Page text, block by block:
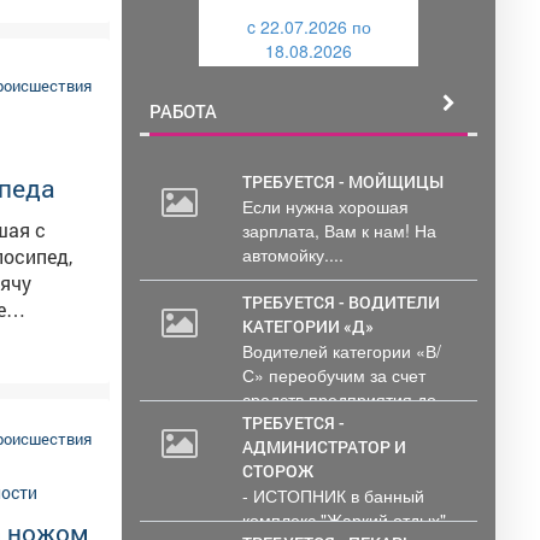
с
ранее
ножом
c 22.07.2026 по
18.08.2026
РАБОТА
ТРЕБУЕТСЯ - МОЙЩИЦЫ
Если нужна хорошая
зарплата, Вам к нам! На
автомойку....
ТРЕБУЕТСЯ - ВОДИТЕЛИ
КАТЕГОРИИ «Д»
Водителей категории «В/
С» переобучим за счет
средств предприятия до...
ТРЕБУЕТСЯ -
АДМИНИСТРАТОР И
СТОРОЖ
- ИСТОПНИК в банный
комплекс "Жаркий отдых"